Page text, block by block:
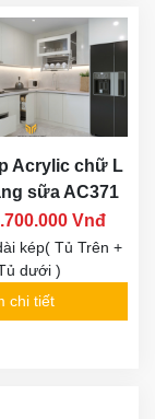
Acrylic chữ L
sữa AC371
Vnđ
kép( Tủ Trên +
dưới )
chi tiết